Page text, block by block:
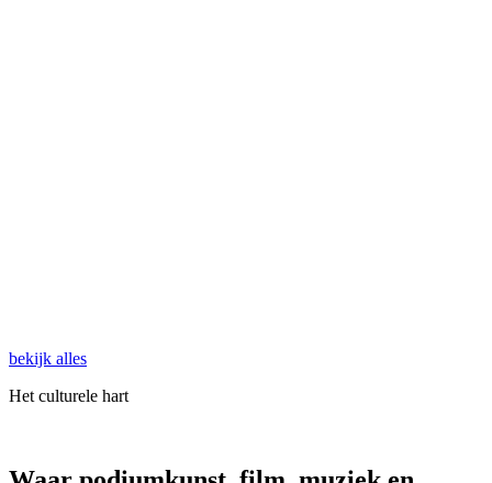
bekijk alles
Het culturele hart